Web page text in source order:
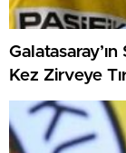
Kez Zirveye